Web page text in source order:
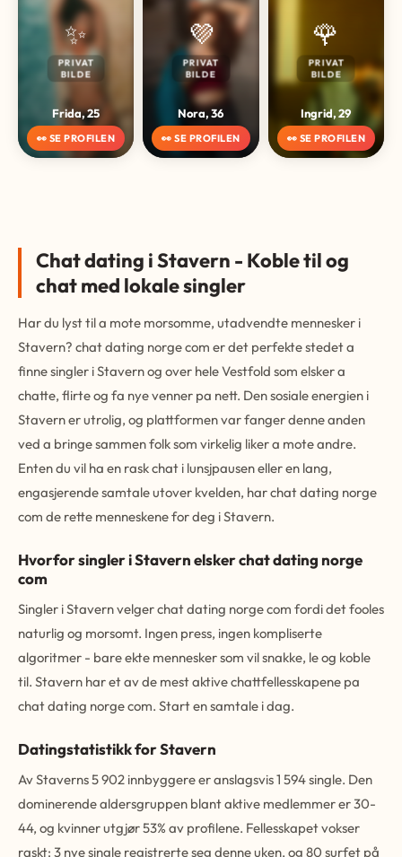
✨
PRIVAT
BILDE
Frida, 25
👀 SE PROFILEN
💜
PRIVAT
BILDE
Nora, 36
👀 SE PROFILEN
🌹
PRIVAT
BILDE
Ingrid, 29
👀 SE PROFILEN
Chat dating i Stavern - Koble til og
chat med lokale singler
Har du lyst til a mote morsomme, utadvendte mennesker i
Stavern? chat dating norge com er det perfekte stedet a
finne singler i Stavern og over hele Vestfold som elsker a
chatte, flirte og fa nye venner pa nett. Den sosiale energien i
Stavern er utrolig, og plattformen var fanger denne anden
ved a bringe sammen folk som virkelig liker a mote andre.
Enten du vil ha en rask chat i lunsjpausen eller en lang,
engasjerende samtale utover kvelden, har chat dating norge
com de rette menneskene for deg i Stavern.
Hvorfor singler i Stavern elsker chat dating norge
com
Singler i Stavern velger chat dating norge com fordi det fooles
naturlig og morsomt. Ingen press, ingen kompliserte
algoritmer - bare ekte mennesker som vil snakke, le og koble
til. Stavern har et av de mest aktive chattfellesskapene pa
chat dating norge com. Start en samtale i dag.
Datingstatistikk for Stavern
Av Staverns 5 902 innbyggere er anslagsvis 1 594 single. Den
dominerende aldersgruppen blant aktive medlemmer er 30-
44, og kvinner utgjør 53% av profilene. Fellesskapet vokser
raskt: 3 nye single registrerte seg denne uken, og 80 surfet på